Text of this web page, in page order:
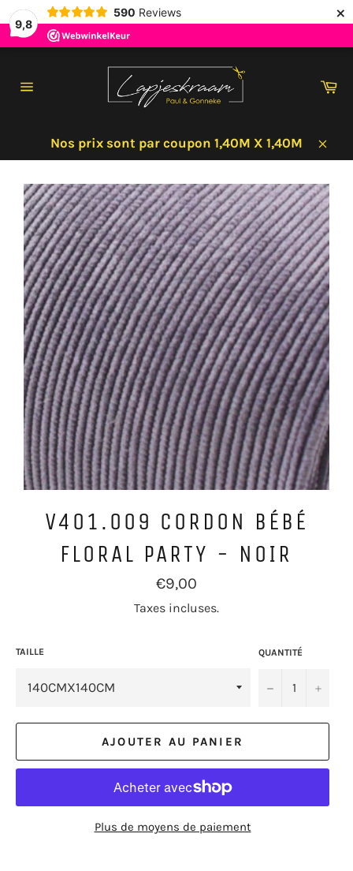
9,8
590 Reviews ×
contenu
Nos prix sont par coupon 1,40M X 1,40M
Close
V401.009 CORDON BÉBÉ
FLORAL PARTY - NOIR
Prix
régulier
€9,00
Taxes incluses.
TAILLE QUANTITÉ
− +
AJOUTER AU PANIER
Plus de moyens de paiement